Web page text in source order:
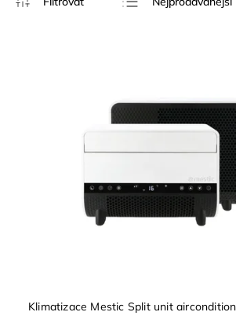
Klimatizace Mestic Split unit